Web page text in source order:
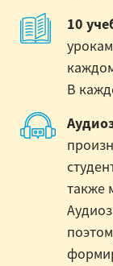
10
В
также